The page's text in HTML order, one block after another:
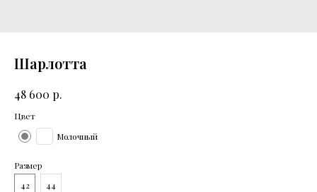
Шарлотта
48 600 р.
Цвет
Молочный
Размер
42
44